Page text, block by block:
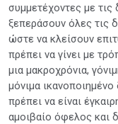
συμμετέχοντες με τις
ξεπεράσουν όλες τις
ώστε να κλείσουν
πρέπει να γίνει με
μια μακροχρόνια,
μόνιμα
πρέπει να είναι
αμοιβαίο όφελος και